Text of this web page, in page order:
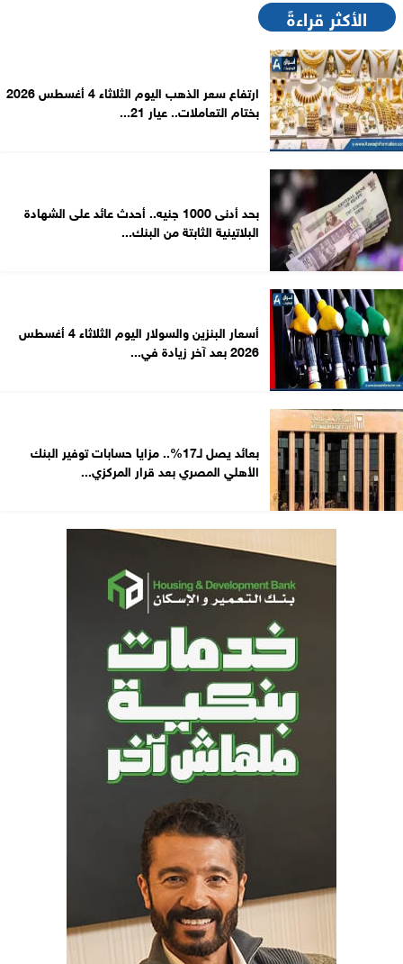
الأكثر قراءةً
ارتفاع سعر الذهب اليوم الثلاثاء 4 أغسطس 2026
بختام التعاملات.. عيار 21...
بحد أدنى 1000 جنيه.. أحدث عائد على الشهادة
البلاتينية الثابتة من البنك...
أسعار البنزين والسولار اليوم الثلاثاء 4 أغسطس
2026 بعد آخر زيادة في...
بعائد يصل لـ17%.. مزايا حسابات توفير البنك
الأهلي المصري بعد قرار المركزي...